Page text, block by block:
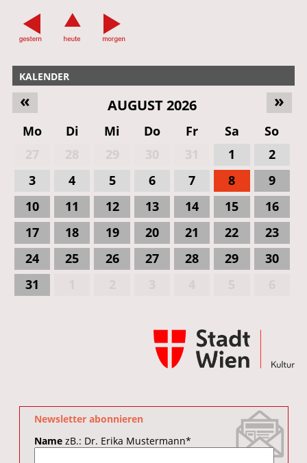
KALENDER
»
« AUGUST 2026
Mo Di Mi Do Fr Sa
So
1
2
3
4 5 6 7 8
9
10
11 12 13 14 15
16
17
18 19 20 21 22
23
24
25 26 27 28 29
30
31
Newsletter abonnieren
NamezB.: Dr. Erika Mustermann*